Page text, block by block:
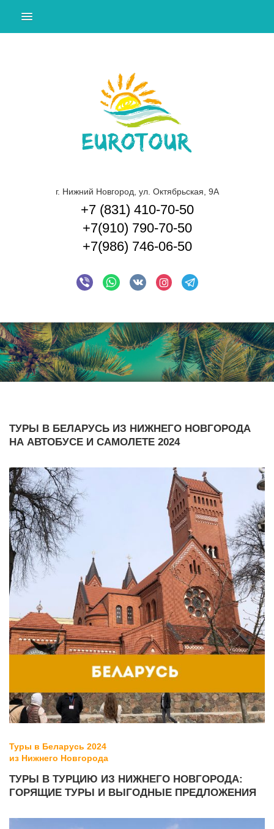
ТУРЫ ПО РОССИИ И СНГ
ЭКСКУРСИИ ПО НИЖНЕМУ НОВГОРОДУ И
КРУИЗЫ
СПОСОБЫ ОПЛАТЫ
ДОП. УСЛУГИ
КОНТАКТЫ
г. Нижний Новгород, ул. Октябрьская, 9А
+7 (831) 410-70-50
+7(910) 790-70-50
+7(986) 746-06-50
ТУРЫ В БЕЛАРУСЬ ИЗ НИЖНЕГО НОВГОРОДА
НА АВТОБУСЕ И САМОЛЕТЕ 2024
Туры в Беларусь 2024
из Нижнего Новгорода
ТУРЫ В ТУРЦИЮ ИЗ НИЖНЕГО НОВГОРОДА:
ГОРЯЩИЕ ТУРЫ И ВЫГОДНЫЕ ПРЕДЛОЖЕНИЯ